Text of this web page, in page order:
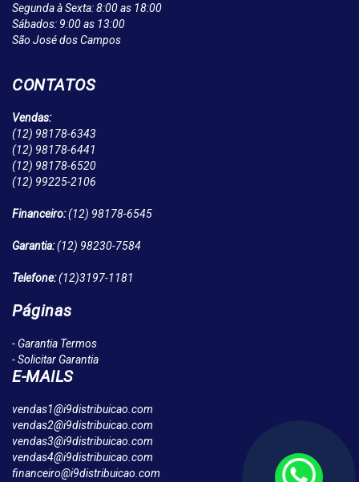
Segunda à Sexta: 8:00 as 18:00
Sábados: 9:00 as 13:00
São José dos Campos
CONTATOS
Vendas:
(12) 98178-6343
(12) 98178-6441
(12) 98178-6520
(12) 99225-2106
Financeiro:(12) 98178-6545
Garantia:(12) 98230-7584
Telefone:(12)3197-1181
Páginas
- Garantia Termos
- Solicitar Garantia
E-MAILS
vendas1@i9distribuicao.com
vendas2@i9distribuicao.com
vendas3@i9distribuicao.com
vendas4@i9distribuicao.com
financeiro@i9distribuicao.com